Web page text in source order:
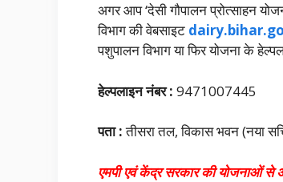
अगर आप ‘देसी गौपालन प्रोत्साहन
विभाग की वेबसाइट
पशुपालन विभाग या फिर योजना के
हेल्पलाइन नंबर : 9471007445
पता :तीसरा तल, विकास भवन (नया
एमपी एवं केंद्र सरकार की योजनाओं